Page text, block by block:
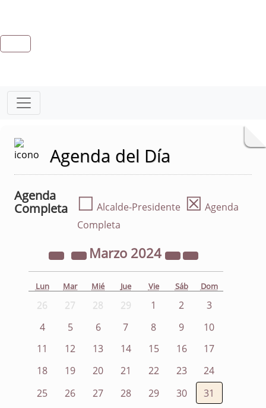
Agenda del Día
Agenda
Completa
☐ Alcalde-Presidente ☒ Agenda
Completa
Marzo 2024
Lun Mar Mié Jue Vie Sáb Dom
26 27 28 29 1 2
3
4
5 6 7 8 9
10
11
12 13 14 15 16
17
18
19 20 21 22 23
24
25
26 27 28 29 30
31